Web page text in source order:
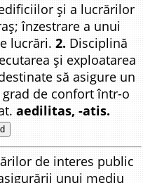
și a lucrărilor
înzestrare a unui
lucrări.2. Disciplină
și exploatarea
să asigure un
de confort într-o
aedilitas, -atis.
de interes public
unui mediu